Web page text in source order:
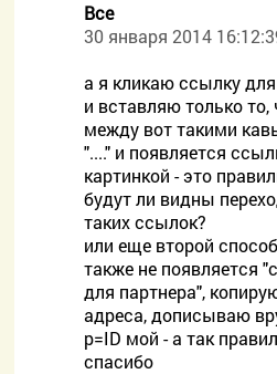
Все
30 января 2014
а я кликаю ссылку
и вставляю только то,
между вот такими
"...." и появляется
картинкой - это
будут ли видны
таких ссылок?
или еще второй
также не появляется
для партнера",
адреса, дописываю
p=ID мой - а так
спасибо